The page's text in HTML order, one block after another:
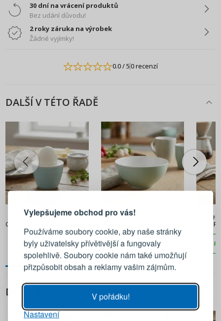
Vylepšujeme obchod pro vás!
Používáme soubory cookie, aby naše stránky
byly uživatelsky přívětivější a fungovaly
spolehlivě. Soubory cookie nám také umožňují
přizpůsobit obsah a reklamy vašim zájmům.
V pořádku!
Nastavení
30 dní na vrácení produktů
Bez udání důvodu!
2 roky záruka na výrobek
Žádné vyjímky!
0.0/ 50 recenzí
DALŠÍ V TÉTO ŘADĚ
435 Kč
SELTMANN LIFE FASHION
GREEN CHIC Stojánek na vejce
PŘIDAT DO KOŠÍKU
435 Kč
Miska SELTMANN LIFE
cm
PŘIDAT DO KOŠÍKU
LIFE
DALŠÍ Z TÉTO KATEGORIE
PŘIHLÁŠENÍ REGISTRACE
Přihlaste se ke svému účtu
Emailová adresa
PŘIHLÁSIT SE